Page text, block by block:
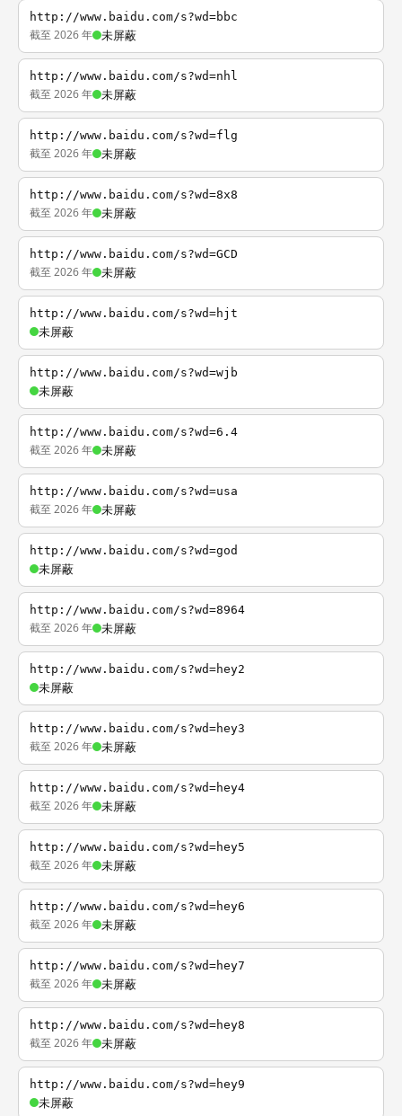
http://www.baidu.com/s?wd=bbc
截至 2026 年 未屏蔽
http://www.baidu.com/s?wd=nhl
截至 2026 年 未屏蔽
http://www.baidu.com/s?wd=flg
截至 2026 年 未屏蔽
http://www.baidu.com/s?wd=8x8
截至 2026 年 未屏蔽
http://www.baidu.com/s?wd=GCD
截至 2026 年 未屏蔽
http://www.baidu.com/s?wd=hjt
未屏蔽
http://www.baidu.com/s?wd=wjb
未屏蔽
http://www.baidu.com/s?wd=6.4
截至 2026 年 未屏蔽
http://www.baidu.com/s?wd=usa
截至 2026 年 未屏蔽
http://www.baidu.com/s?wd=god
未屏蔽
http://www.baidu.com/s?wd=8964
截至 2026 年 未屏蔽
http://www.baidu.com/s?wd=hey2
未屏蔽
http://www.baidu.com/s?wd=hey3
截至 2026 年 未屏蔽
http://www.baidu.com/s?wd=hey4
截至 2026 年 未屏蔽
http://www.baidu.com/s?wd=hey5
截至 2026 年 未屏蔽
http://www.baidu.com/s?wd=hey6
截至 2026 年 未屏蔽
http://www.baidu.com/s?wd=hey7
截至 2026 年 未屏蔽
http://www.baidu.com/s?wd=hey8
截至 2026 年 未屏蔽
http://www.baidu.com/s?wd=hey9
未屏蔽